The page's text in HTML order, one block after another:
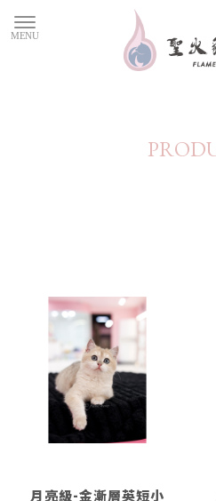
月亮級-金漸層英短小